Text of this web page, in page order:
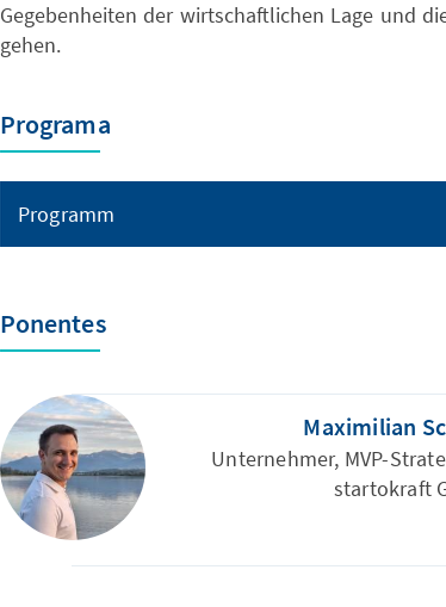
Gegebenheiten der wirtschaftlichen Lage und
gehen.
Programa
Programm
Ponentes
Maximilian
Unternehmer, MVP-
startokraft